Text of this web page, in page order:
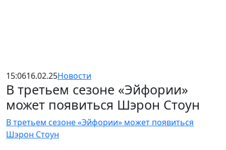
15:0616.02.25Новости
В третьем сезоне «Эйфории»
может появиться Шэрон Стоун
В третьем сезоне «Эйфории» может появиться
Шэрон Стоун